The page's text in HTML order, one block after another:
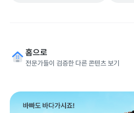
홈으로
전문가들이 검증한 다른 콘텐츠 보기